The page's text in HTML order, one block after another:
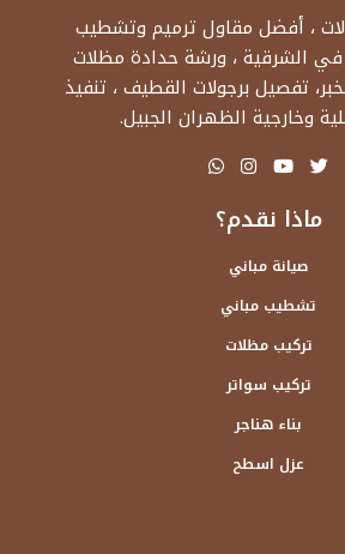
، أفضل مقاول ترميم وتشطيب
في الشرقية ، ورشة حدادة مظلات
تفصيل برجولات القطيف ، تنفيذ
وخارجية الظهران الجبيل.
ماذا نقدم؟
صيانة مباني
تشطيب مباني
تركيب مظلات
تركيب سواتر
بناء هناجر
عزل اسطح